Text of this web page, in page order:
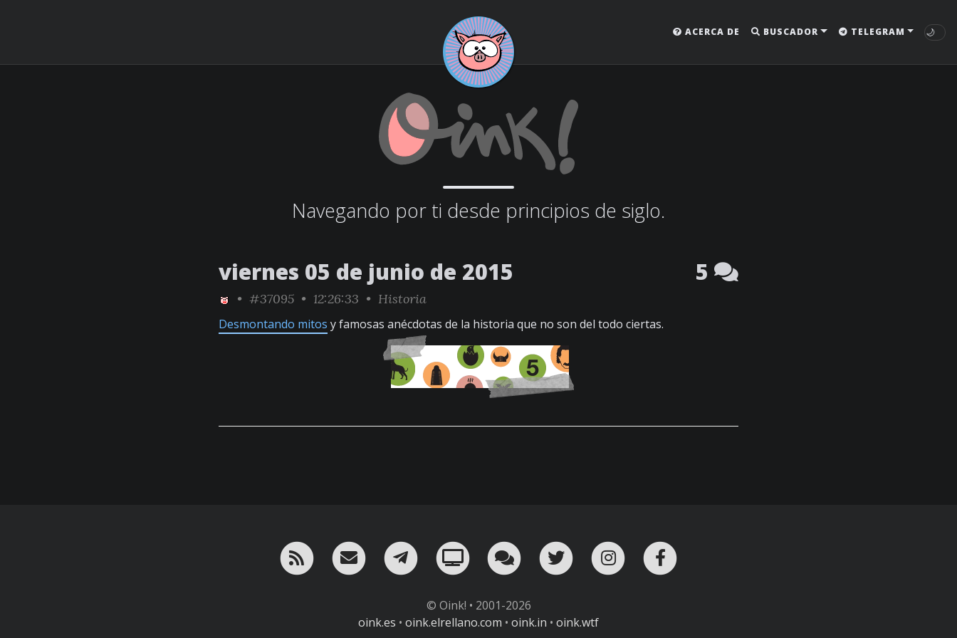
ACERCA DE BUSCADOR TELEGRAM 🌙
Navegando por ti desde principios de siglo.
viernes 05 de junio de 2015 5
• #37095 • 12:26:33 • Historia
Desmontando mitos y famosas anécdotas de la historia que no son del todo ciertas.
RSS ¡Mándame un email!
¡Nuestro canal en Telegram!
Oink! TV Charla con nosotros en Telegram
Twitter Instagram
© Oink! • 2001-2026
oink.es • oink.elrellano.com • oink.in • oink.wtf